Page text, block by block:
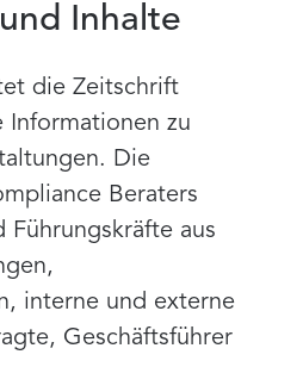
Inhalte
die Zeitschrift
Informationen zu
Die
Beraters
Führungskräfte aus
interne und externe
Geschäftsführer